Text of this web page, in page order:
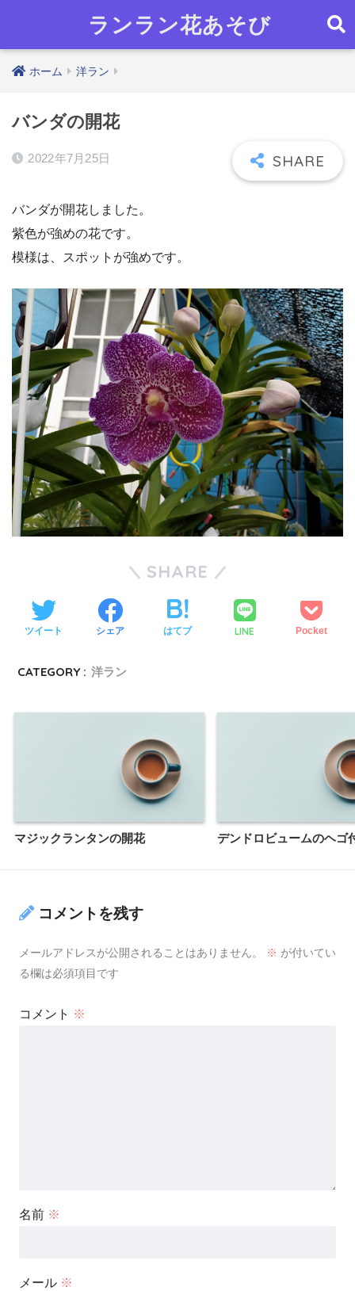
ランラン花あそび
ホーム 洋ラン
バンダの開花
2022年7月25日
バンダが開花しました。
紫色が強めの花です。
模様は、スポットが強めです。
SHARE
ツイート シェア はてブ LINE Pocket
CATEGORY : 洋ラン
マジックランタンの開花 デンドロビュームのヘゴ
コメントを残す
メールアドレスが公開されることはありません。 ※ が付いてい
る欄は必須項目です
コメント ※
名前 ※
メール ※